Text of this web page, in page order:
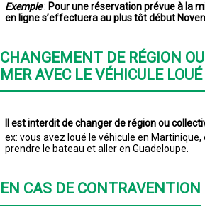
Exemple: Pour une réservation prévue à la
en ligne s’effectuera au plus tôt début
CHANGEMENT DE RÉGION
MER AVEC LE VÉHICULE LOUÉ
Il est interdit de changer de région ou
ex: vous avez loué le véhicule en Martinique,
prendre le bateau et aller en Guadeloupe.
EN CAS DE CONTRAVENTION